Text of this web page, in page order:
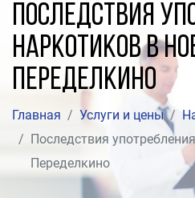
Последствия
наркотиков в
Переделкино
Главная Услуги и цены
Последствия
Переделкино